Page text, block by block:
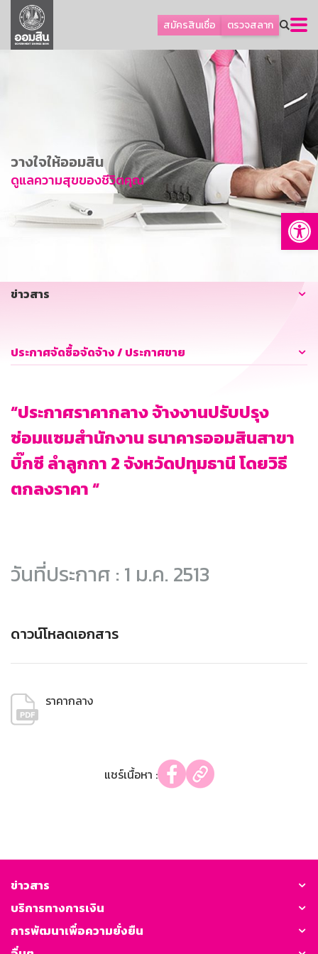
สมัครสินเชื่อ ตรวจสลาก
ลูกค้าธุรกิจ
ลูกค้าผู้ประกอบรายย่อย
การพัฒนาที่ยั่งยืน
ข่าวสาร
บริการทางการเงิน
อื่นๆ
วางใจให้ออมสิน
ดูแลความสุขของชีวิตคุณ
ข่าวสาร
ประกาศจัดซื้อจัดจ้าง / ประกาศขาย
“ประกาศราคากลาง จ้างงานปรับปรุง
ซ่อมแซมสำนักงาน ธนาคารออมสินสาขา
บิ๊กซี ลำลูกกา 2 จังหวัดปทุมธานี โดยวิธี
ตกลงราคา “
วันที่ประกาศ : 1 ม.ค. 2513
ดาวน์โหลดเอกสาร
ราคากลาง
แชร์เนื้อหา :
ข่าวสาร
บริการทางการเงิน
การพัฒนาเพื่อความยั่งยืน